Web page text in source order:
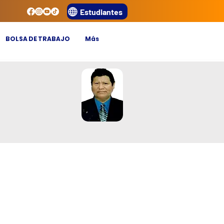
Estudiantes
BOLSA DE TRABAJO Más